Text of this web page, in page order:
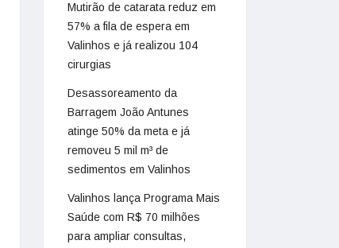
Mutirão de catarata reduz em
57% a fila de espera em
Valinhos e já realizou 104
cirurgias
Desassoreamento da
Barragem João Antunes
atinge 50% da meta e já
removeu 5 mil m³ de
sedimentos em Valinhos
Valinhos lança Programa Mais
Saúde com R$ 70 milhões
para ampliar consultas,